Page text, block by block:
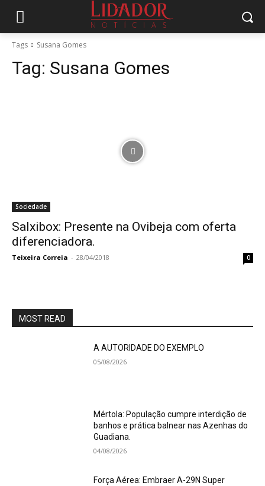
Tags Susana Gomes
Tag: Susana Gomes
Sociedade
Salxibox: Presente na Ovibeja com oferta
diferenciadora.
Teixeira Correia - 28/04/2018 0
MOST READ
A AUTORIDADE DO EXEMPLO
05/08/2026
Mértola: População cumpre interdição de
banhos e prática balnear nas Azenhas do
Guadiana.
04/08/2026
Força Aérea: Embraer A-29N Super